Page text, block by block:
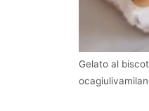
Gelato al